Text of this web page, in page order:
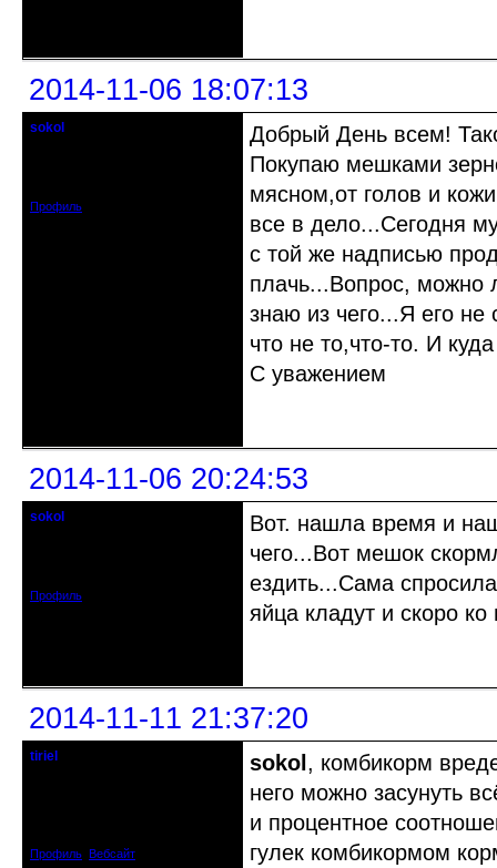
2014-11-06 18:07:13
sokol
Профиль
Добрый День всем!
Покупаю мешками
мясном,от голов и
все в дело...Сегодня
с той же надписью
плачь...Вопрос, можно
знаю из чего...Я его
что не то,что-то. И
С уважением
2014-11-06 20:24:53
sokol
Профиль
Вот. нашла время и
чего...Вот мешок
ездить...Сама
яйца кладут и скоро
2014-11-11 21:37:20
tiriel
Профиль Вебсайт
sokol , комбикорм
него можно засунуть
и процентное
гулек комбикормом